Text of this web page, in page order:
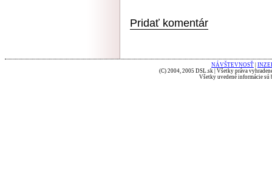
Pridať komentár
NÁVŠTEVNOSŤ
(C) 2004, 2005 DSL.sk | Všetky práva
Všetky uvedené informácie sú